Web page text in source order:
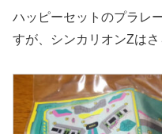
ハッピーセットのプラレ
すが、シンカリオンZはさ